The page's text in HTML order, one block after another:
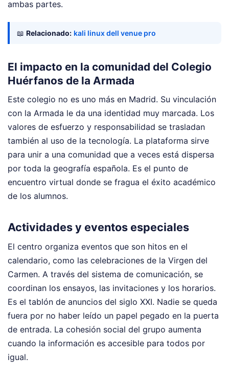
ambas partes.
📖 Relacionado: kali linux dell venue pro
El impacto en la comunidad del Colegio
Huérfanos de la Armada
Este colegio no es uno más en Madrid. Su vinculación
con la Armada le da una identidad muy marcada. Los
valores de esfuerzo y responsabilidad se trasladan
también al uso de la tecnología. La plataforma sirve
para unir a una comunidad que a veces está dispersa
por toda la geografía española. Es el punto de
encuentro virtual donde se fragua el éxito académico
de los alumnos.
Actividades y eventos especiales
El centro organiza eventos que son hitos en el
calendario, como las celebraciones de la Virgen del
Carmen. A través del sistema de comunicación, se
coordinan los ensayos, las invitaciones y los horarios.
Es el tablón de anuncios del siglo XXI. Nadie se queda
fuera por no haber leído un papel pegado en la puerta
de entrada. La cohesión social del grupo aumenta
cuando la información es accesible para todos por
igual.